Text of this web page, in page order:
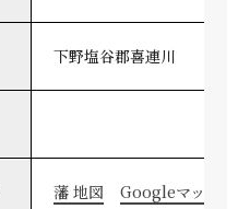
下野塩谷郡喜連川
藩 地図 Googleマップ